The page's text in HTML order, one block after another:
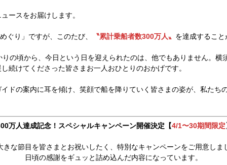
ースをお届けします。
ぐり」ですが、このたび、 〝累計乗船者数300万人〟 を達成するこ
の頃から、今日という日を迎えられたのは、他でもありません。横
続けてくださった皆さまお一人おひとりのおかげです。
ドの案内に耳を傾け、笑顔で船を降りていく皆さまの姿が、私たち
万人達成記念！スペシャルキャンペーン開催決定【4/1〜30期間限定
きな節目を皆さまとお祝いしたく、特別なキャンペーンをご用意しま
日頃の感謝をギュッと詰め込んだ内容になっています。